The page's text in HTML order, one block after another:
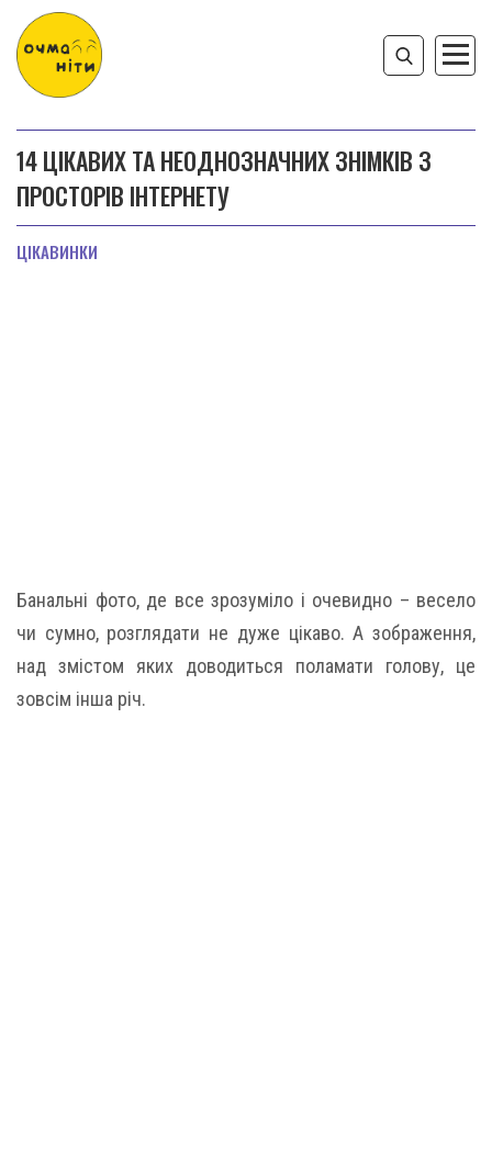
14 ЦІКАВИХ ТА НЕОДНОЗНАЧНИХ ЗНІМКІВ З
ПРОСТОРІВ ІНТЕРНЕТУ
ЦІКАВИНКИ
Банальні фото, де все зрозуміло і очевидно – весело
чи сумно, розглядати не дуже цікаво. А зображення,
над змістом яких доводиться поламати голову, це
зовсім інша річ.